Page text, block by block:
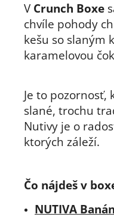
V Crunch Boxe
chvíle pohody
kešu so slaným
karamelovou
Je to pozornosť,
slané, trochu
Nutivy je o
ktorých záleží.
Čo nájdeš v
NUTIVA